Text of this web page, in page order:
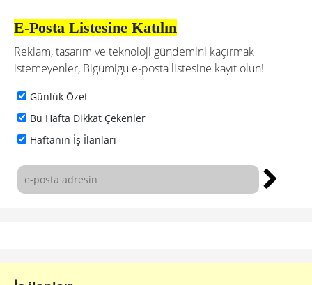
E-Posta Listesine Katılın
Reklam, tasarım ve teknoloji gündemini kaçırmak
istemeyenler, Bigumigu e-posta listesine kayıt olun!
Günlük Özet
Bu Hafta Dikkat Çekenler
Haftanın İş İlanları